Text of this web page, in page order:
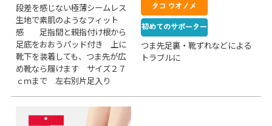
段差を感じない極薄シームレス
生地で素肌のようなフィット
感 足指間と親指付け根から
足底をおおうパッド付き 上に
靴下を装着しても、つま先が広
め靴なら履けます サイズ２７
ｃｍまで 左右別片足入り
つま先足裏・靴ずれなどによる
トラブルに